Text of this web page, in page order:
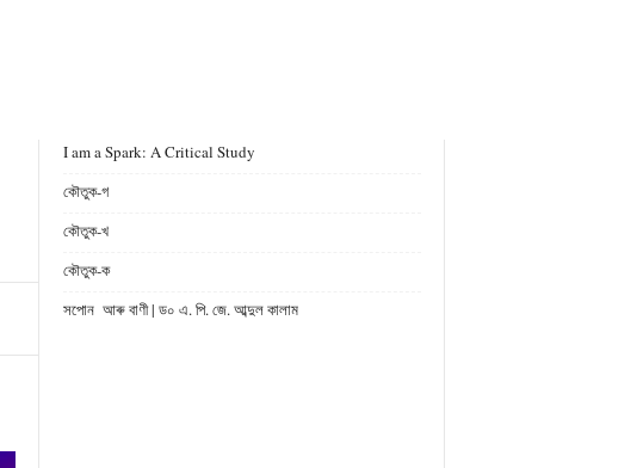
I am a Spark: A Critical Study
কৌতুক-গ
কৌতুক-খ
কৌতুক-ক
সপোন আৰু বাণী | ড০ এ. পি. জে. আব্দুল কালাম